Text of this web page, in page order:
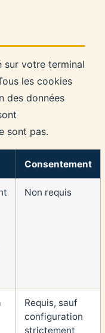
sur votre terminal
les cookies
des données
sont pas.
Consentement
Non requis
Requis, sauf
configuration
strictement